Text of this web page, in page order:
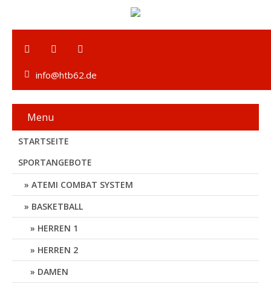
info@htb62.de
Menu
STARTSEITE
SPORTANGEBOTE
ATEMI COMBAT SYSTEM
BASKETBALL
HERREN 1
HERREN 2
DAMEN